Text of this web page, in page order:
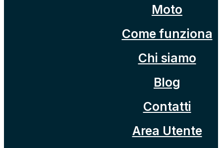
Moto
Come funziona
Chi siamo
Blog
Contatti
Area Utente